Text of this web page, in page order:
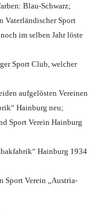
Blau-Schwarz;
Vaterländischer Sport
im selben Jahr löste
Sport Club, welcher
aufgelösten Vereinen
Hainburg neu;
Sport Verein Hainburg
Hainburg 1934
Sport Verein „Austria-